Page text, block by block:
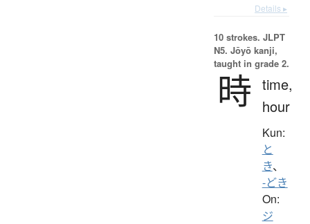
Details ▸
10 strokes. JLPT
N5. Jōyō kanji,
taught in grade 2.
時 time,
hour
Kun:
と
き、
-どき
On:
ジ